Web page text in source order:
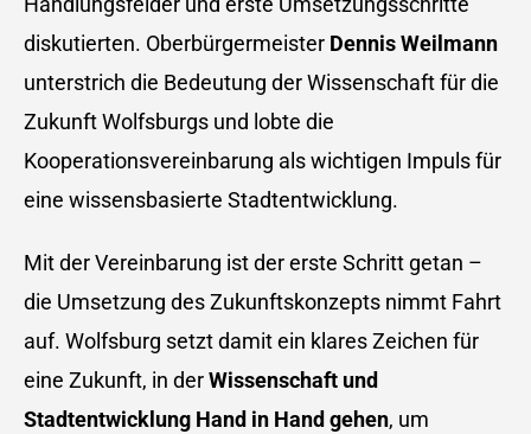
diskutierten. Oberbürgermeister Dennis Weilmann
unterstrich die Bedeutung der Wissenschaft für die
Zukunft Wolfsburgs und lobte die
Kooperationsvereinbarung als wichtigen Impuls für
eine wissensbasierte Stadtentwicklung.
Mit der Vereinbarung ist der erste Schritt getan –
die Umsetzung des Zukunftskonzepts nimmt Fahrt
auf. Wolfsburg setzt damit ein klares Zeichen für
eine Zukunft, in derWissenschaft und
Stadtentwicklung Hand in Hand gehen, um